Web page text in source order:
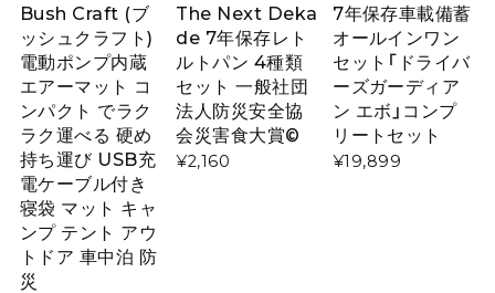
Bush Craft (ブ
ッシュクラフト)
電動ポンプ内蔵
エアーマット コ
ンパクト でラク
ラク運べる 硬め
持ち運び USB充
電ケーブル付き
寝袋 マット キャ
ンプ テント アウ
トドア 車中泊 防
災
The Next Deka
de 7年保存レト
ルトパン 4種類
セット 一般社団
法人防災安全協
会災害食大賞©
¥2,160
7年保存車載備蓄
オールインワン
セット「ドライバ
ーズガーディア
ン エボ」コンプ
リートセット
¥19,899